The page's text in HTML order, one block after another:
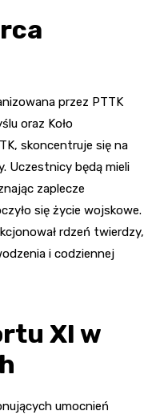
przez PTTK
oraz Koło
skoncentruje się na
Uczestnicy będą mieli
zaplecze
się życie wojskowe.
rdzeń twierdzy,
i codziennej
XI w
umocnień